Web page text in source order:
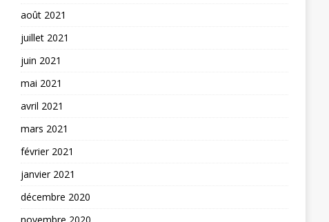
août 2021
juillet 2021
juin 2021
mai 2021
avril 2021
mars 2021
février 2021
janvier 2021
décembre 2020